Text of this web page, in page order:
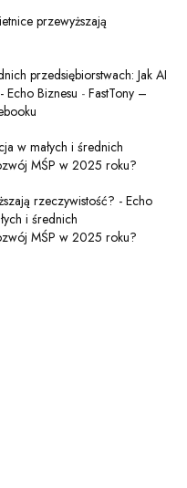
przewyższają
przedsiębiorstwach: Jak AI
Biznesu - FastTony –
w małych i średnich
MŚP w 2025 roku?
rzeczywistość? - Echo
i średnich
MŚP w 2025 roku?